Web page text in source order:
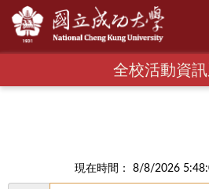
全校活動資
現在時間： 8/8/2026